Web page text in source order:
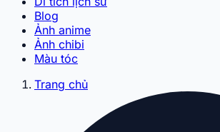
Blog
Ảnh anime
Ảnh chibi
Màu tóc
Trang chủ